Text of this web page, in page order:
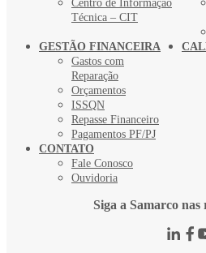
Centro de Informação
Técnica – CIT
GESTÃO FINANCEIRA
Gastos com
Reparação
Orçamentos
ISSQN
Repasse Financeiro
Pagamentos PF/PJ
CONTATO
Fale Conosco
Ouvidoria
Siga a Samarco nas